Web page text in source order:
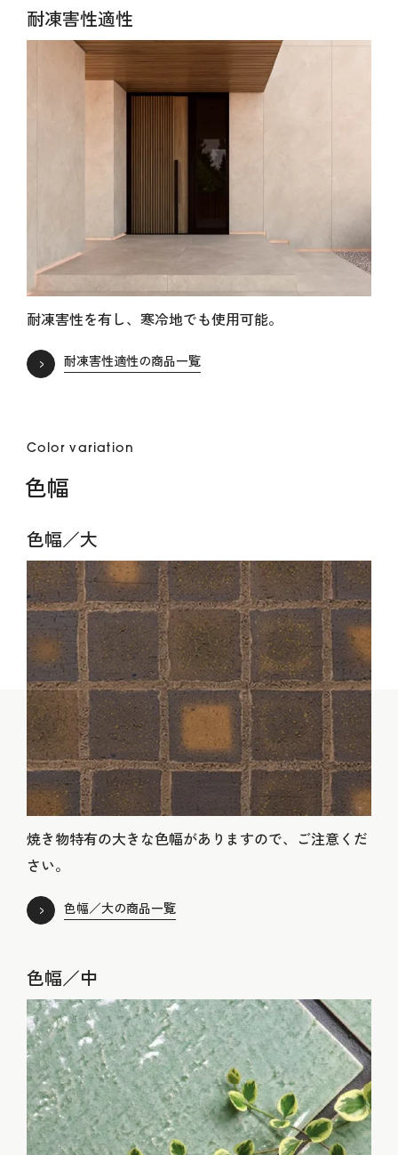
耐凍害性適性
耐凍害性を有し、寒冷地でも使用可能。
耐凍害性適性の商品一覧
Color variation
色幅
色幅／大
焼き物特有の大きな色幅がありますので、ご注意くだ
さい。
色幅／大の商品一覧
色幅／中